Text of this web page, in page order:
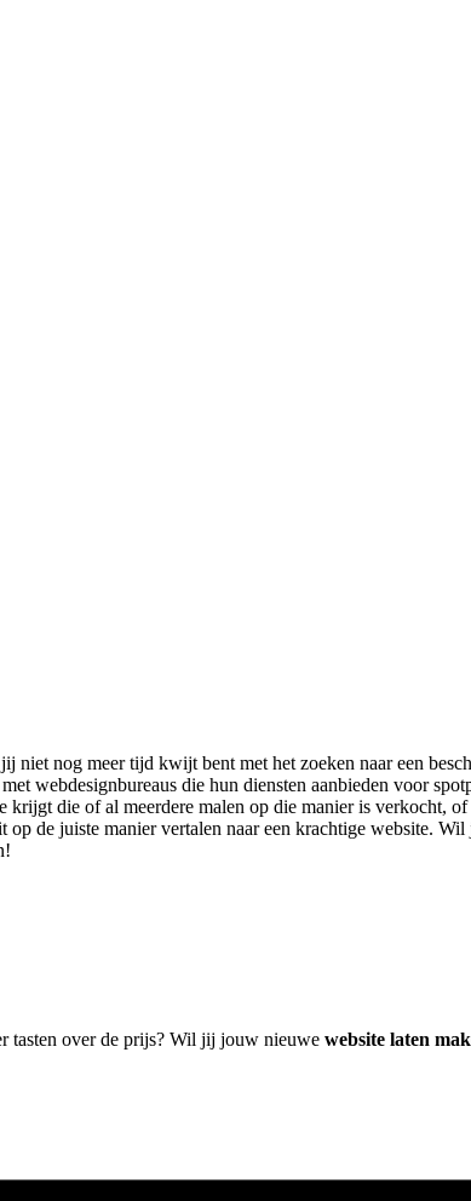
niet nog meer tijd kwijt bent met het zoeken naar een
webdesignbureaus die hun diensten aanbieden voor
die of al meerdere malen op die manier is verkocht,
de juiste manier vertalen naar een krachtige website.
tasten over de prijs? Wil jij jouw nieuwe website laten